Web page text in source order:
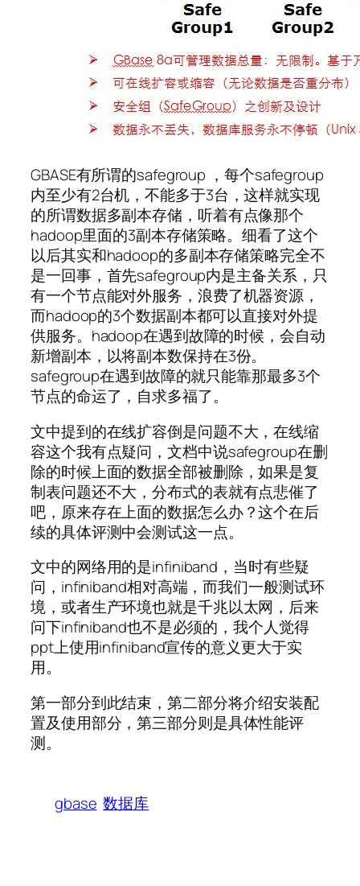
GBASE有所谓的safegroup ，每个safegroup
内至少有2台机，不能多于3台，这样就实现
的所谓数据多副本存储，听着有点像那个
hadoop里面的3副本存储策略。细看了这个
以后其实和hadoop的多副本存储策略完全不
是一回事，首先safegroup内是主备关系，只
有一个节点能对外服务，浪费了机器资源，
而hadoop的3个数据副本都可以直接对外提
供服务。hadoop在遇到故障的时候，会自动
新增副本，以将副本数保持在3份。
safegroup在遇到故障的就只能靠那最多3个
节点的命运了，自求多福了。
文中提到的在线扩容倒是问题不大，在线缩
容这个我有点疑问，文档中说safegroup在删
除的时候上面的数据全部被删除，如果是复
制表问题还不大，分布式的表就有点悲催了
吧，原来存在上面的数据怎么办？这个在后
续的具体评测中会测试这一点。
文中的网络用的是infiniband，当时有些疑
问，infiniband相对高端，而我们一般测试环
境，或者生产环境也就是千兆以太网，后来
问下infiniband也不是必须的，我个人觉得
ppt上使用infiniband宣传的意义更大于实
用。
第一部分到此结束，第二部分将介绍安装配
置及使用部分，第三部分则是具体性能评
测。
gbase 数据库